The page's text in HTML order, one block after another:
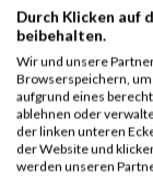
20015
20007
19864
20009
Jana
19796
20034
Durch Klicken auf
beibehalten.
Wir und unsere
Browserspeichern,
aufgrund eines
ablehnen oder
der linken unteren
der Website und
werden unseren